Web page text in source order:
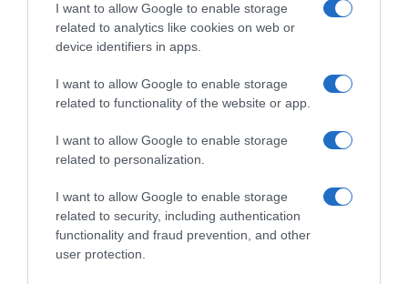
I want to allow Google to enable storage
related to analytics like cookies on web or
device identifiers in apps.
I want to allow Google to enable storage
related to functionality of the website or app.
I want to allow Google to enable storage
related to personalization.
I want to allow Google to enable storage
related to security, including authentication
functionality and fraud prevention, and other
user protection.
ΟΗΕ: Το Συμβούλιο Ασφαλείας στηρίζει τη
συνέχιση και τη διεύρυνση των άτυπων
συνομιλιών στο Κυπριακό